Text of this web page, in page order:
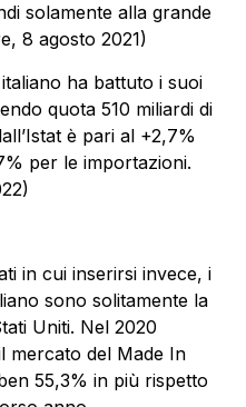
solamente alla grande
8 agosto 2021)
ha battuto i suoi
quota 510 miliardi di
è pari al +2,7%
per le importazioni.
in cui inserirsi invece, i
sono solitamente la
Uniti. Nel 2020
mercato del Made In
55,3% in più rispetto